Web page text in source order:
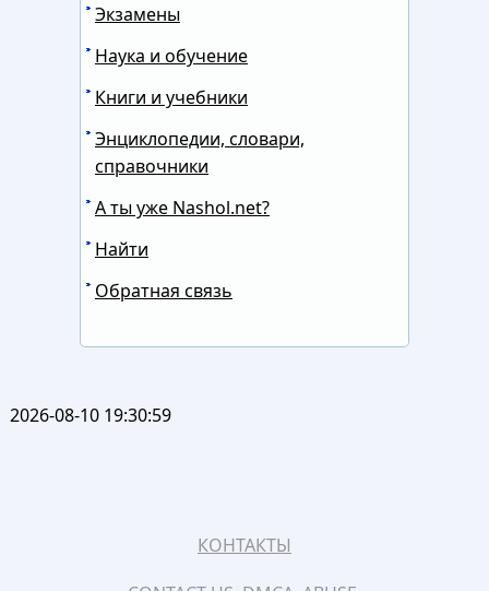
Экзамены
Наука и обучение
Книги и учебники
Энциклопедии, словари,
справочники
А ты уже Nashol.net?
Найти
Обратная связь
2026-08-10 19:30:59
КОНТАКТЫ